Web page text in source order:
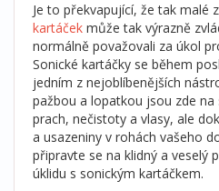
Je to překvapující, že tak malé
kartáček může tak výrazně
normálně považovali za úkol
Sonické kartáčky se během
jedním z nejoblíbenějších
pažbou a lopatkou jsou zde
prach, nečistoty a vlasy, ale
a usazeniny v rohách vašeho
připravte se na klidný a veselý
úklidu s sonickým kartáčkem.